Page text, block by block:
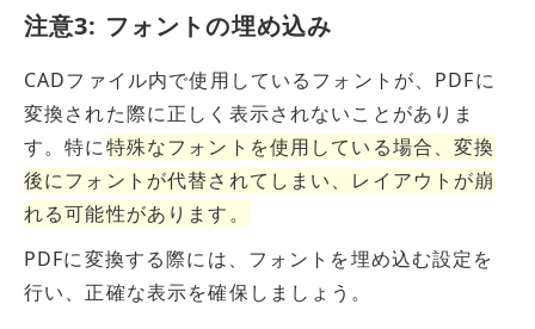
注意3: フォントの埋め込み
CADファイル内で使用しているフォントが、PDFに
変換された際に正しく表示されないことがありま
す。特に特殊なフォントを使用している場合、変換
後にフォントが代替されてしまい、レイアウトが崩
れる可能性があります。
PDFに変換する際には、フォントを埋め込む設定を
行い、正確な表示を確保しましょう。